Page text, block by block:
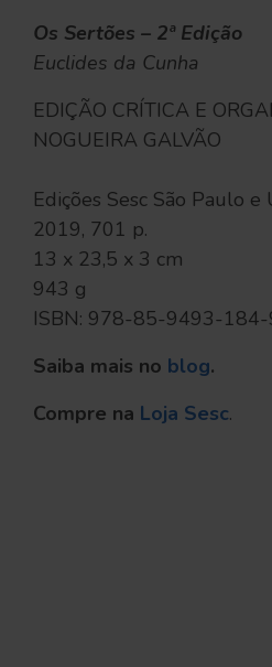
Os Sertões – 2ª Edição
Euclides da Cunha
EDIÇÃO CRÍTICA E
NOGUEIRA GALVÃO
Edições Sesc São Paulo
2019, 701 p.
13 x 23,5 x 3 cm
943 g
ISBN: 978-85-9493-184-
Saiba mais no blog.
Compre na Loja Sesc.